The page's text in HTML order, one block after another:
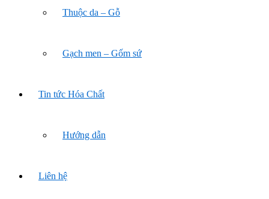
Thuộc da – Gỗ
Gạch men – Gốm sứ
Tin tức Hóa Chất
Hướng dẫn
Liên hệ